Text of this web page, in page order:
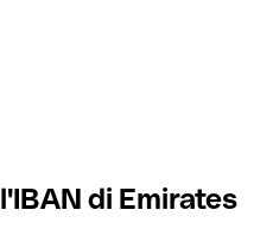
di Emirates